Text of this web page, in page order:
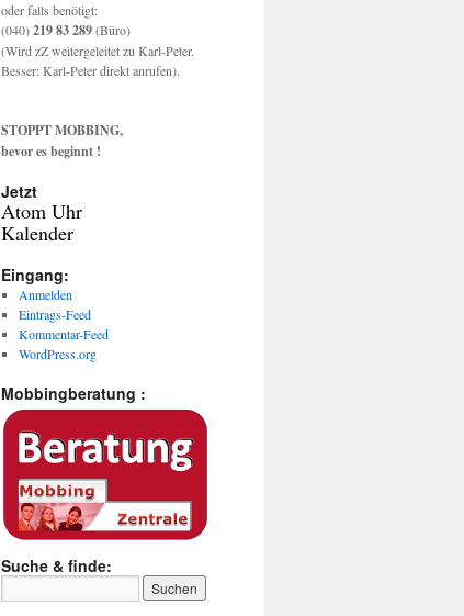
oder falls benötigt:
(040)219 83 289(Büro)
(Wird zZ weitergeleitet zu Karl-Peter.
Besser: Karl-Peter direkt anrufen).
STOPPT MOBBING,
bevor es beginnt !
Jetzt
Atom Uhr
Kalender
Eingang:
Anmelden
Eintrags-Feed
Kommentar-Feed
WordPress.org
Mobbingberatung :
Suche & finde: